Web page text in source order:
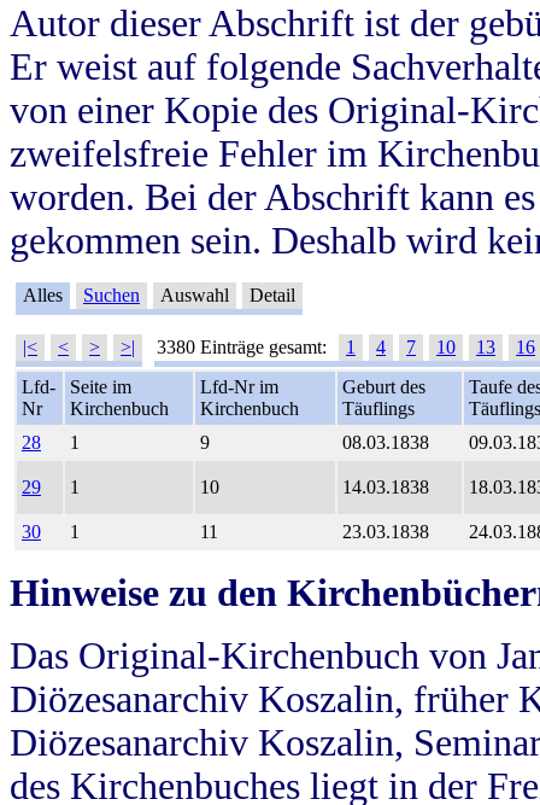
Autor dieser Abschrift ist der
Er weist auf folgende
von einer Kopie des Original-
zweifelsfreie Fehler im
worden. Bei der Abschrift kann
gekommen sein. Deshalb wird
Alles Suchen Auswahl Detail
|< < > >| 3380 Einträge gesamt: 1 4 7 10 13
16
Lfd-
Nr
Seite im
Kirchenbuch
Lfd-Nr im
Kirchenbuch
Geburt des
Täuflings
Taufe
Täuflings
28
1 9 08.03.1838
29 1 10 14.03.1838
30 1 11 23.03.1838
Hinweise zu den
Das Original-Kirchenbuch von
Diözesanarchiv Koszalin, früher
Diözesanarchiv Koszalin,
des Kirchenbuches liegt in der